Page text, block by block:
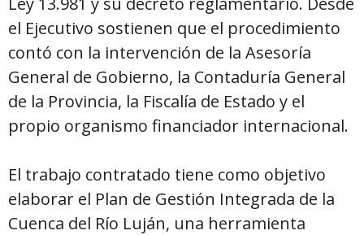
el Ejecutivo sostienen que el procedimiento
contó con la intervención de la Asesoría
General de Gobierno, la Contaduría General
de la Provincia, la Fiscalía de Estado y el
propio organismo financiador internacional.
El trabajo contratado tiene como objetivo
elaborar el Plan de Gestión Integrada de la
Cuenca del Río Luján, una herramienta